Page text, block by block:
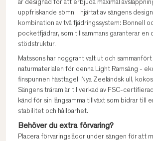
är designad för att erbjuda maximal
uppfriskande sömn. I hjärtat av sängens
kombination av två fjädringssystem: Bonnell
pocketfjädrar, som tillsammans garanterar en
stödstruktur.
Matssons har noggrant valt ut och
naturmaterialen för denna Light Ramsäng -
finspunnen hästtagel, Nya Zeeländsk ull,
Sängens träram är tillverkad av FSC-
känd för sin långsamma tillväxt som bidrar till
stabilitet och hållbarhet.
Behöver du extra förvaring?
Placera förvaringslådor under sängen för att